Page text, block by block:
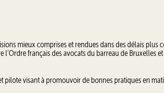
mieux comprises et rendues dans des délais plus
français des avocats du barreau de Bruxelles
visant à promouvoir de bonnes pratiques en